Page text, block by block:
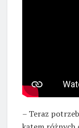
– Teraz